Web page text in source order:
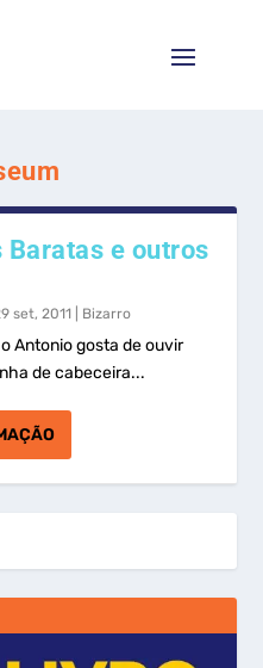
Baratas e outros
set, 2011 Bizarro
Antonio gosta de ouvir
de cabeceira...